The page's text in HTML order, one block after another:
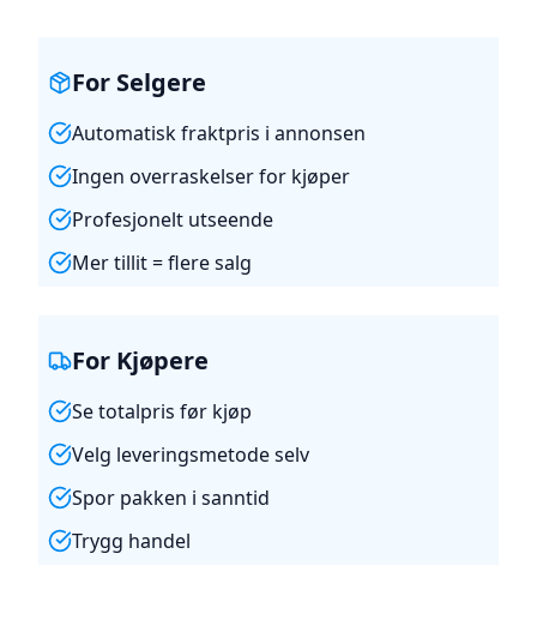
For Selgere
Automatisk fraktpris i annonsen
Ingen overraskelser for kjøper
Profesjonelt utseende
Mer tillit = flere salg
For Kjøpere
Se totalpris før kjøp
Velg leveringsmetode selv
Spor pakken i sanntid
Trygg handel